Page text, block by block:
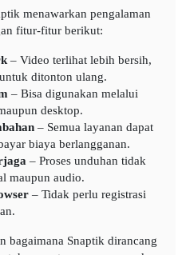
menawarkan pengalaman
fitur-fitur berikut:
– Video terlihat lebih bersih,
ditonton ulang.
– Bisa digunakan melalui
desktop.
– Semua layanan dapat
biaya berlangganan.
– Proses unduhan tidak
maupun audio.
– Tidak perlu registrasi
Snaptik dirancang